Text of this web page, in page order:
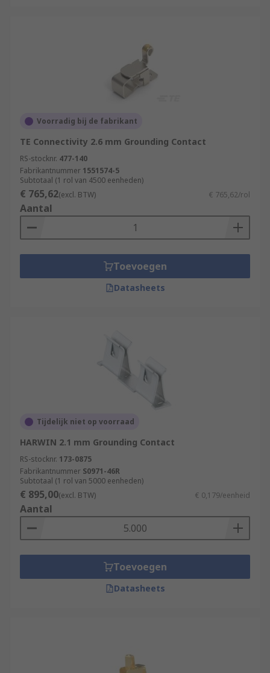
Voorradig bij de fabrikant
TE Connectivity 2.6 mm Grounding Contact
RS-stocknr. 477-140
Fabrikantnummer 1551574-5
Subtotaal (1 rol van 4500 eenheden)
€ 765,62(excl. BTW) € 765,62/rol
Aantal
Toevoegen
Datasheets
Tijdelijk niet op voorraad
HARWIN 2.1 mm Grounding Contact
RS-stocknr. 173-0875
Fabrikantnummer S0971-46R
Subtotaal (1 rol van 5000 eenheden)
€ 895,00(excl. BTW) € 0,179/eenheid
Aantal
Toevoegen
Datasheets